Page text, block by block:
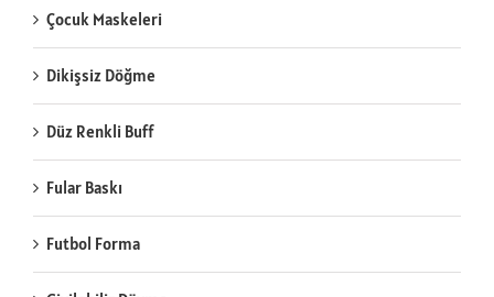
Çocuk Maskeleri
Dikişsiz Döğme
Düz Renkli Buff
Fular Baskı
Futbol Forma